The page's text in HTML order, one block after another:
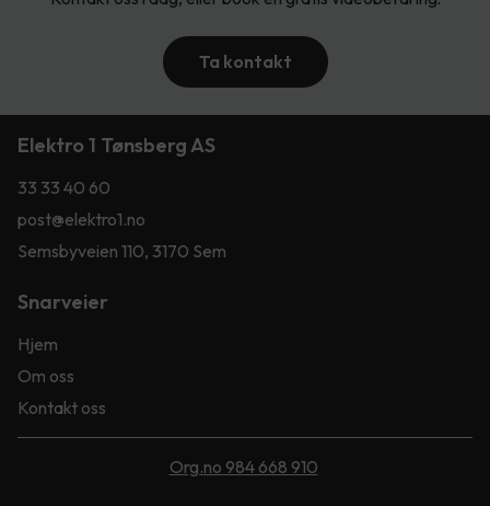
Ta kontakt
Elektro 1 Tønsberg AS
33 33 40 60
post@elektro1.no
Semsbyveien 110, 3170 Sem
Snarveier
Hjem
Om oss
Kontakt oss
Org.no 984 668 910